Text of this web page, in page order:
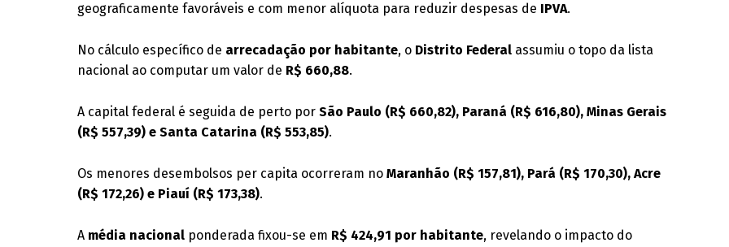
geograficamente favoráveis e com menor alíquota para reduzir despesas de IPVA.
No cálculo específico de arrecadação por habitante, o Distrito Federal assumiu o topo da lista
nacional ao computar um valor de R$ 660,88.
A capital federal é seguida de perto porSão Paulo (R$ 660,82), Paraná (R$ 616,80), Minas Gerais
(R$ 557,39) e Santa Catarina (R$ 553,85).
Os menores desembolsos per capita ocorreram noMaranhão (R$ 157,81), Pará (R$ 170,30), Acre
(R$ 172,26) e Piauí (R$ 173,38).
A média nacional ponderada fixou-se em R$ 424,91 por habitante, revelando o impacto do